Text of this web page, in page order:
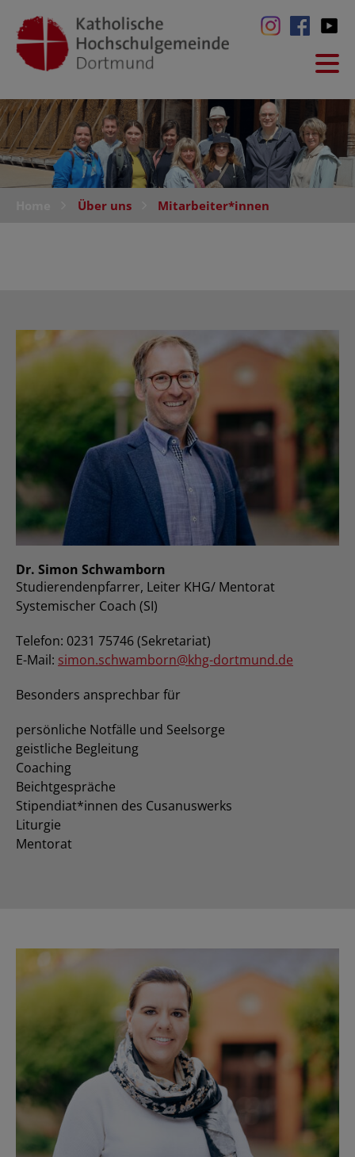
Über uns Mitarbeiter*innen
Dr. Simon Schwamborn
Studierendenpfarrer, Leiter KHG/ Mentorat
Systemischer Coach (SI)
Telefon: 0231 75746 (Sekretariat)
E-Mail: simon.schwamborn@khg-dortmund.de
Besonders ansprechbar für
persönliche Notfälle und Seelsorge
geistliche Begleitung
Coaching
Beichtgespräche
Stipendiat*innen des Cusanuswerks
Liturgie
Mentorat